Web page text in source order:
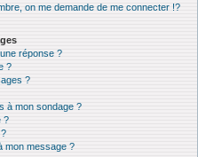
on me demande de me connecter !?
réponse ?
?
?
à mon sondage ?
?
mon message ?